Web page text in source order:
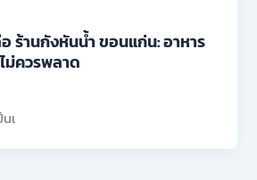
ร้านกังหันน้ำ ขอนแก่น: อาหาร
ม่ควรพลาด
เ